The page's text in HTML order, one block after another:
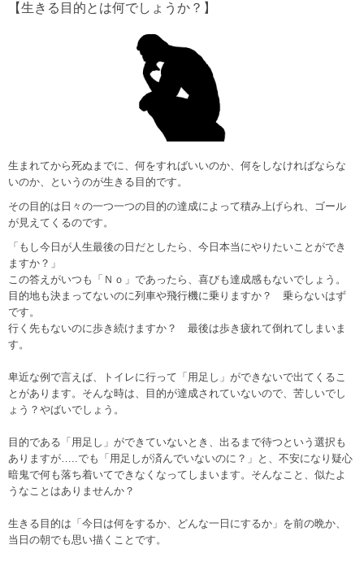
【生きる目的とは何でしょうか？】
生まれてから死ぬまでに、何をすればいいのか、何をしなければならな
いのか、というのが生きる目的です。
その目的は日々の一つ一つの目的の達成によって積み上げられ、ゴール
が見えてくるのです。
「もし今日が人生最後の日だとしたら、今日本当にやりたいことができ
ますか？」
この答えがいつも「Ｎｏ」であったら、喜びも達成感もないでしょう。
目的地も決まってないのに列車や飛行機に乗りますか？ 乗らないはず
です。
行く先もないのに歩き続けますか？ 最後は歩き疲れて倒れてしまいま
す。
卑近な例で言えば、トイレに行って「用足し」ができないで出てくるこ
とがあります。そんな時は、目的が達成されていないので、苦しいでし
ょう？やばいでしょう。
目的である「用足し」ができていないとき、出るまで待つという選択も
ありますが…..でも「用足しが済んでいないのに？」と、不安になり疑心
暗鬼で何も落ち着いてできなくなってしまいます。そんなこと、似たよ
うなことはありませんか？
生きる目的は「今日は何をするか、どんな一日にするか」を前の晩か、
当日の朝でも思い描くことです。